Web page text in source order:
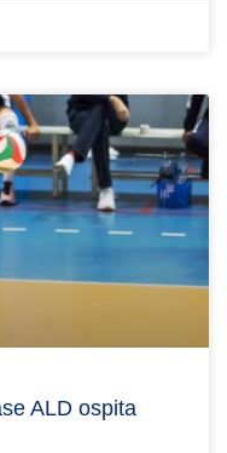
ALD ospita